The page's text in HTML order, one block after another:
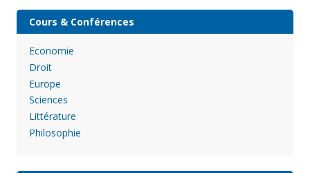
Cours & Conférences
Economie
Droit
Europe
Sciences
Littérature
Philosophie